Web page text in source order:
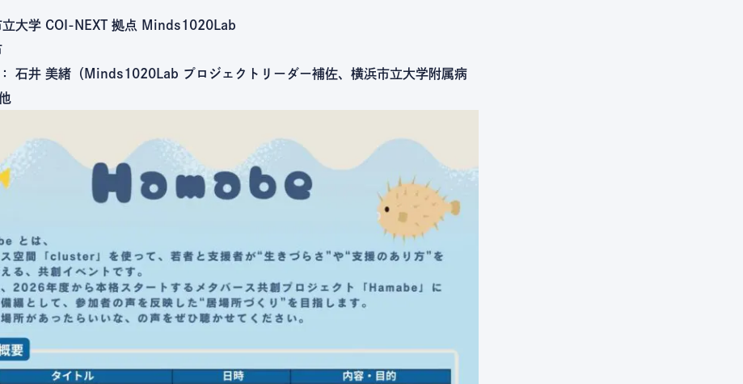
立大学 COI-NEXT 拠点 Minds1020Lab
石井 美緒（Minds1020Lab プロジェクトリーダー補佐、横浜市立大学附属病